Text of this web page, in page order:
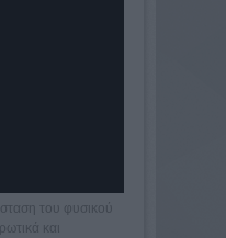
του φυσικού
και